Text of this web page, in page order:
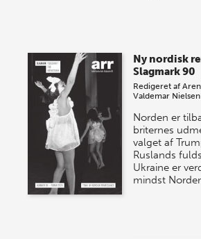
onsdag den 10. j…
Ny nordisk
Slagmark 90
Redigeret af
Valdemar
Norden er
briternes
valget af
Ruslands
Ukraine er
mindst